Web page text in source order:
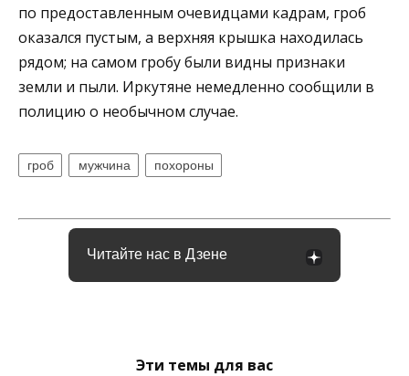
по предоставленным очевидцами кадрам, гроб
оказался пустым, а верхняя крышка находилась
рядом; на самом гробу были видны признаки
земли и пыли. Иркутяне немедленно сообщили в
полицию о необычном случае.
гроб мужчина похороны
Читайте нас в Дзене
Эти темы для вас